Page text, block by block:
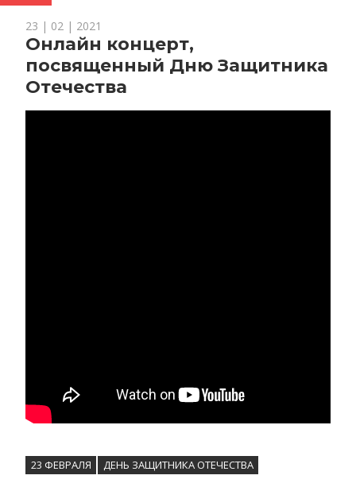
23 | 02 | 2021
Онлайн концерт,
посвященный Дню Защитника
Отечества
23 ФЕВРАЛЯ ДЕНЬ ЗАЩИТНИКА ОТЕЧЕСТВА